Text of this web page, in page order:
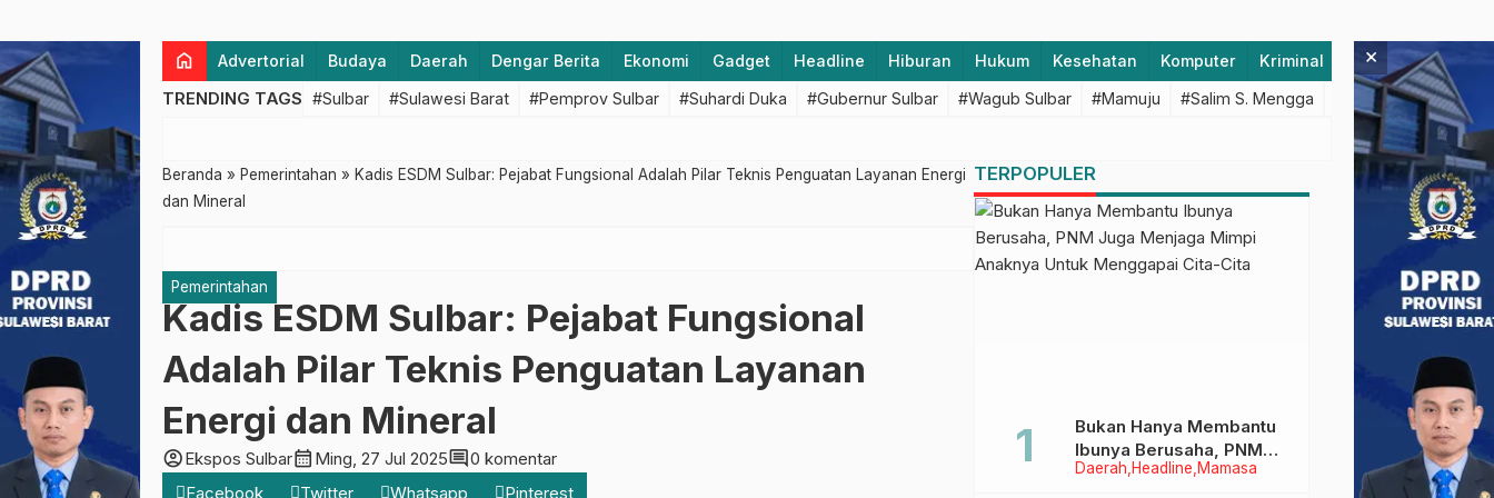
home Advertorial Budaya Daerah Dengar Berita Ekonomi Gadget Headline Hiburan Hukum Kesehatan Komputer Kriminal Lifestyle
TRENDING TAGS #Sulbar #Sulawesi Barat #Pemprov Sulbar #Suhardi Duka #Gubernur Sulbar #Wagub Sulbar #Mamuju #Salim S. Mengga #featured #Polda
Beranda » Pemerintahan » Kadis ESDM Sulbar: Pejabat Fungsional Adalah Pilar Teknis Penguatan Layanan Energi
dan Mineral
Pemerintahan
Kadis ESDM Sulbar: Pejabat Fungsional
Adalah Pilar Teknis Penguatan Layanan
Energi dan Mineral
account_circleEkspos Sulbarcalendar_month Ming, 27 Jul 2025comment0 komentar
Facebook
Twitter Whatsapp Pinterest
TERPOPULER
Daerah Headline Mamasa
Bukan Hanya Membantu
Ibunya Berusaha, PNM
Juga Menjaga Mimpi
×